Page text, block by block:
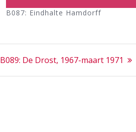
B087: Eindhalte Hamdorff
Next
B089: De Drost, 1967-maart 1971